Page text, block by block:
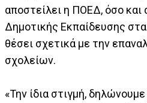
αποστείλει η ΠΟΕΔ, όσο και
Δημοτικής Εκπαίδευσης
θέσει σχετικά με την
σχολείων.
«Την ίδια στιγμή,